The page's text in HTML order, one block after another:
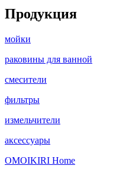
Продукция
мойки
раковины для ванной
смесители
фильтры
измельчители
аксессуары
OMOIKIRI Home